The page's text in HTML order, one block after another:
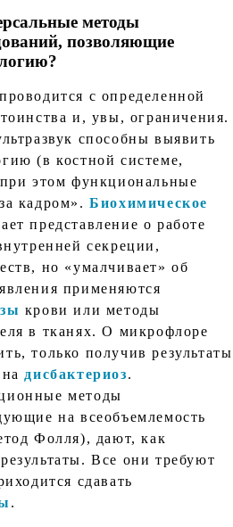
методы
позволяющие
с определенной
и, увы, ограничения.
способны выявить
(в костной системе,
этом функциональные
кадром».Биохимическое
представление о работе
секреции,
но «умалчивает» об
применяются
крови или методы
в тканях. О микрофлоре
только получив результаты
надисбактериоз.
методы
на всеобъемлемость
Фолля), дают, как
Все они требуют
сдавать
.